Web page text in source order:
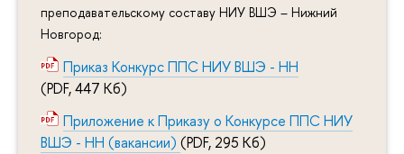
преподавательскому составу НИУ ВШЭ – Нижний
Новгород:
Приказ Конкурс ППС НИУ ВШЭ - НН
(PDF, 447 Кб)
Приложение к Приказу о Конкурсе ППС НИУ
ВШЭ - НН (вакансии) (PDF, 295 Кб)